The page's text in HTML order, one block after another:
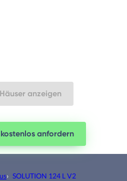
anzeigen
anfordern
› SOLUTION 124 L V2